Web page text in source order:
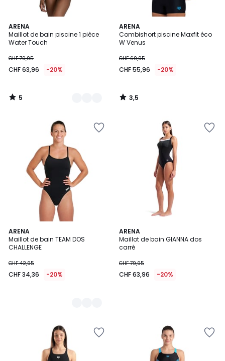
ARENA
Maillot de bain piscine 1 pièce
Water Touch
63,96
au
de
CHF
appliquée.
CHF 79,95
CHF 63,96 -20%
5
/
5
2
Couleurs
5
/
ARENA
Combishort piscine Maxfit éco
W Venus
CHF 69,95
CHF 55,96 -20%
3,5
/ 5
3,5
/
ARENA
Maillot de bain TEAM DOS
CHALLENGE
CHF 42,95
CHF 34,36 -20%
2
Couleurs
ARENA
Maillot de bain GIANNA dos
carré
CHF 79,95
CHF 63,96 -20%